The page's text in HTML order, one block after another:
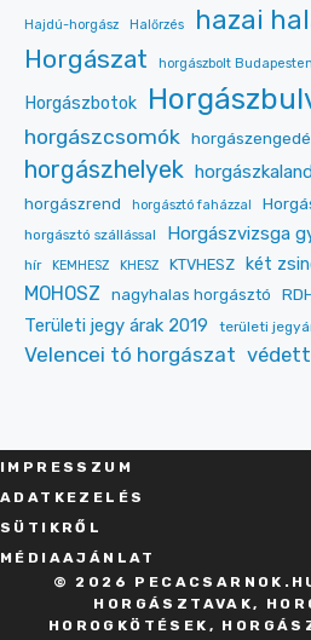
Hajdú-horgász Halőrzés hazai
Horgászat horgászbolt Budapesten
Horgászbotok
horgászcsomók
horgászhelyek
horgászrend horgásztó faházzal
horgásztó szállással Horgászvizsga
hír
KEMHESZ KHESZ KTVHESZ két
MOHOSZ nagyhalas horgásztó
Területi jegy árak 2019 területi
Velencei tó horgászat
IMPRESSZU M
ADATKEZELÉS
SÜT IKRŐL
MÉDIAAJÁNLAT
© 2026
HORGÁSZTAVAK,
HOROGKÖTÉSEK,